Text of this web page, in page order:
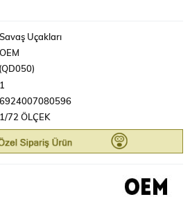
Savaş Uçakları
OEM
(QD050)
1
6924007080596
1/72 ÖLÇEK